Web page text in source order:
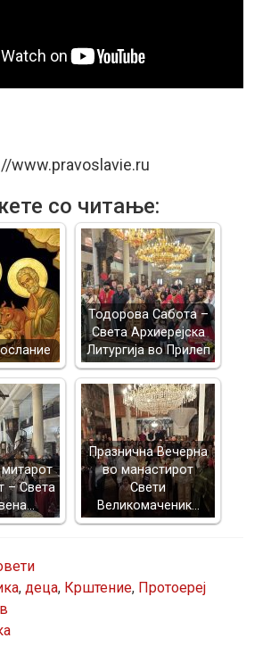
www.pravoslavie.ru
со читање:
Тодорова Сабота –
Света Архиерејска
Литургија во Прилеп
– Светa
Празнична Вечерна
во манастирот
Свети
Великомаченик…
, деца, Крштение, Протоереј